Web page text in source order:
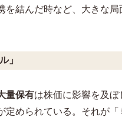
を結んだ時など、大きな局
」
量保有は株価に影響を及
められている。それが「